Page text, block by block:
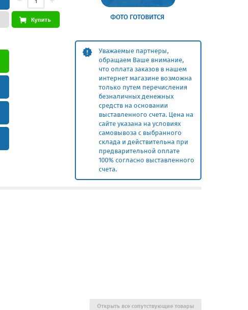
Уважаемые партнеры,
обращаем Ваше внимание,
что оплата заказов в нашем
интернет магазине возможна
только путем перечисления
безналичных денежных
средств на основании
выставленного счета. Цена на
сайте указана на условиях
самовывоза с выбранного
склада и действительна при
предварительной оплате
100% согласно выставленного
счета.
Купить
Открыть все сопутствующие товары